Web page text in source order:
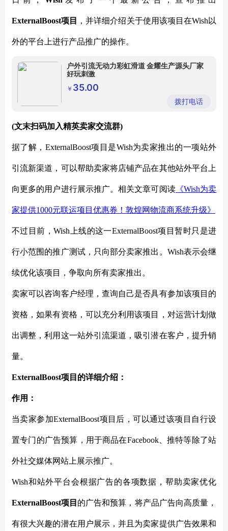
ExternalBoost项目 ，并详细介绍关于使用该项目在Wish以
外的平台上进行产品推广的操作。
户外引流无动力彩虹滑道 金耀生产源头厂家
好玩刺激
￥ 35.00
拨打电话
(文末扫码加入精英卖家交流群)
据了解， ExternalBoost项目是Wish为卖家推出的一项站外
引流新渠道，可以帮助卖家将店铺产品在其他站外平台上
向更多的用户进行展示推广。相关文章可阅读《Wish为卖
家提供1000元联运项目优惠券！敦煌网物流商系统升级》
不过目前，Wish上线的这一ExternalBoost项目暂时只是进
行小范围的推广测试，只向部分卖家推出。Wish表示会继
续优化该项目，争取向所有卖家推出。
卖家可以咨询客户经理，查询自己是否具有参加该项目的
资格，如果有资格，可以充分利用该项目，对运营计划做
出调整，利用这一站外引流渠道，吸引潜在客户，提升销
量。
ExternalBoost项目的详细介绍：
作用：
当卖家参加ExternalBoost项目后，可以通过该项目自行设
置专门的广告预算，用于商品在Facebook、推特等除了站
外社交媒体网站上展示推广。
Wish和站外平台会根据广告的各项数据，帮助卖家优化
ExternalBoost项目 的广告和预算，将产品广告向高质量，
有很大兴趣的潜在用户展示，并且为卖家提供广告效果和